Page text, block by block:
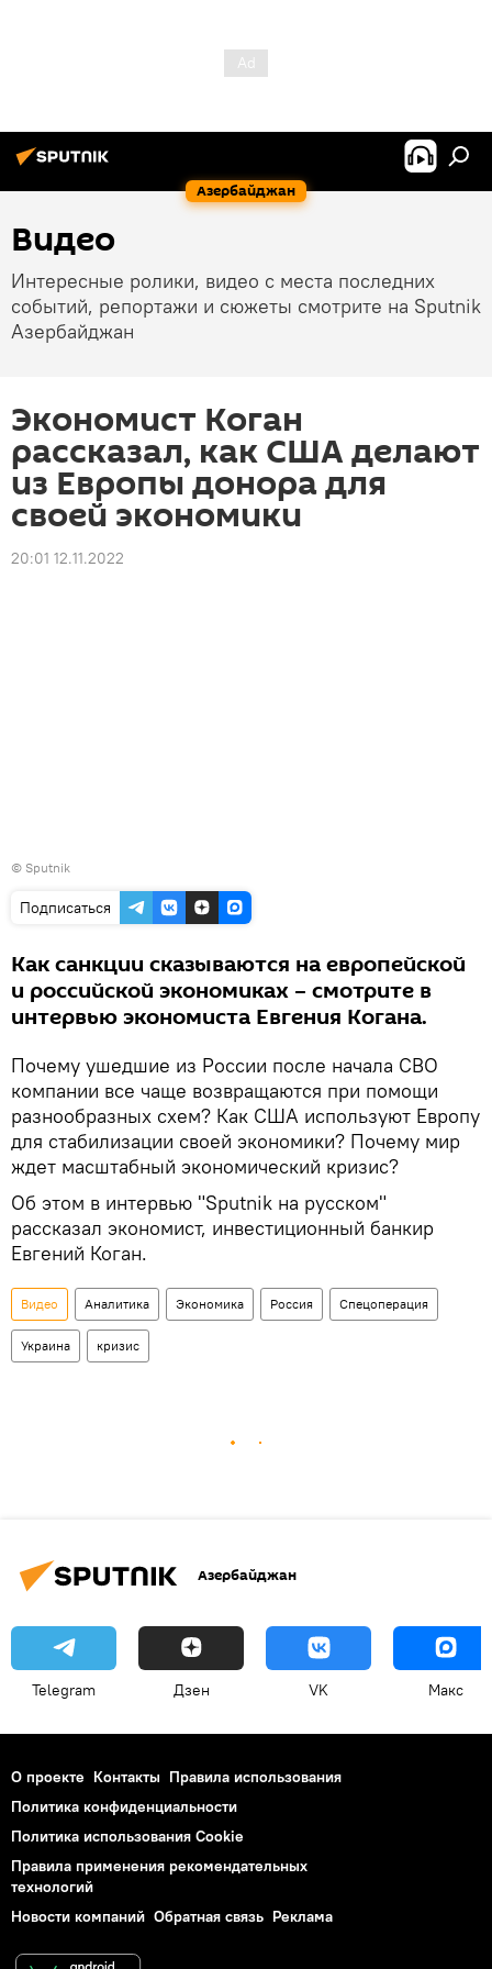
Азербайджан
Видео
Интересные ролики, видео с места последних
событий, репортажи и сюжеты смотрите на Sputnik
Азербайджан
Экономист Коган
рассказал, как США делают
из Европы донора для
своей экономики
20:01 12.11.2022
© Sputnik
Подписаться
Как санкции сказываются на европейской
и российской экономиках – смотрите в
интервью экономиста Евгения Когана.
Почему ушедшие из России после начала СВО
компании все чаще возвращаются при помощи
разнообразных схем? Как США используют Европу
для стабилизации своей экономики? Почему мир
ждет масштабный экономический кризис?
Об этом в интервью "Sputnik на русском"
рассказал экономист, инвестиционный банкир
Евгений Коган.
Видео Аналитика Экономика Россия Спецоперация
Украина кризис
Азербайджан
Telegram Дзен VK Макс
О проекте Контакты Правила использования
Политика конфиденциальности
Политика использования Cookie
Правила применения рекомендательных
технологий
Новости компаний Обратная связь Реклама